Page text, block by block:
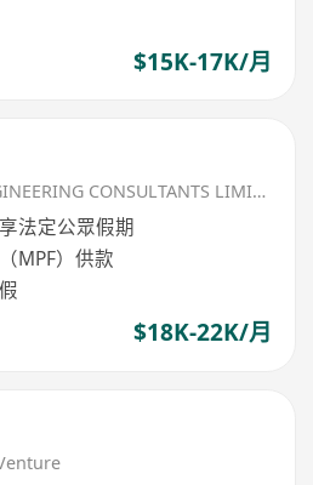
$15K-17K/月
COLEMAN DESIGN ENGINEERING CONSULTANTS LIMITED
法定公眾假期
MPF）供款
$18K-22K/月